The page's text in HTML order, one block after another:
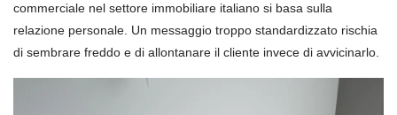
commerciale nel settore immobiliare italiano si basa sulla
relazione personale. Un messaggio troppo standardizzato rischia
di sembrare freddo e di allontanare il cliente invece di avvicinarlo.